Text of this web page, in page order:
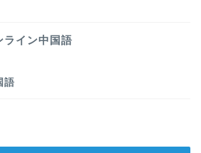
ライン中国語
語